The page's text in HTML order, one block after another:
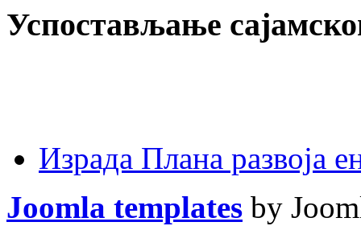
Успостављање
Израда Плана развоја
Joomla templates by